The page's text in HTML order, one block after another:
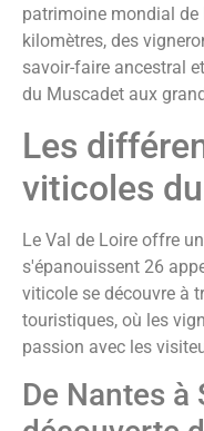
patrimoine mondial de
kilomètres, des
savoir-faire ancestral
du Muscadet aux
Les
viticoles
Le Val de Loire offre
s'épanouissent 26
viticole se découvre à
touristiques, où les
passion avec les
De Nantes à